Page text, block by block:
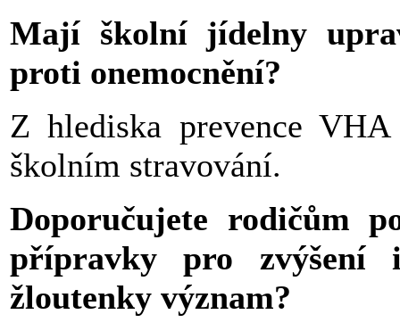
Mají školní jídelny
proti onemocnění?
Z hlediska prevence
školním stravování.
Doporučujete rodičům
přípravky pro
žloutenky význam?